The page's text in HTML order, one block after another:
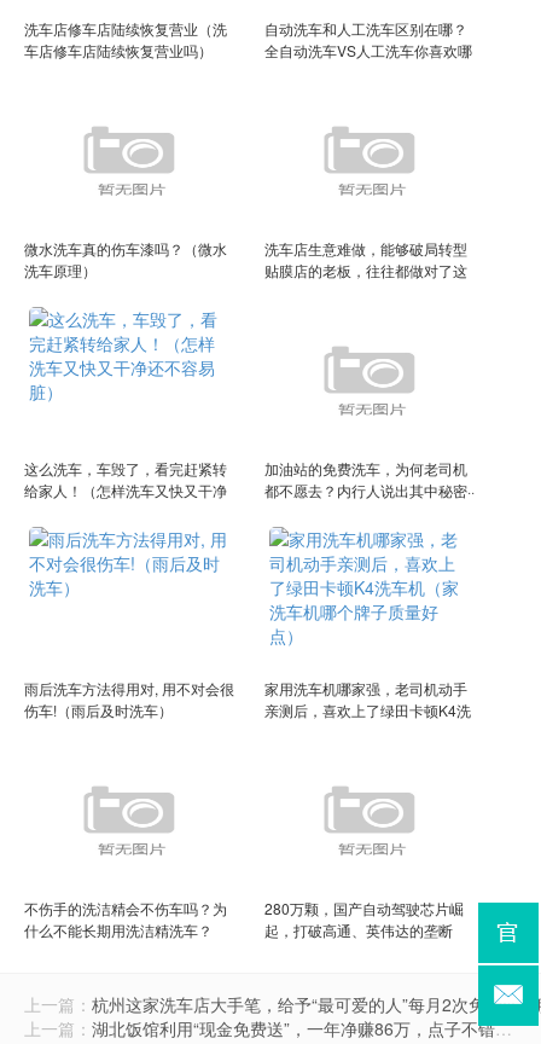
洗车店修车店陆续恢复营业（洗
车店修车店陆续恢复营业吗）
自动洗车和人工洗车区别在哪？
全自动洗车VS人工洗车你喜欢哪
微水洗车真的伤车漆吗？（微水
洗车原理）
洗车店生意难做，能够破局转型
贴膜店的老板，往往都做对了这
这么洗车，车毁了，看完赶紧转
给家人！（怎样洗车又快又干净
加油站的免费洗车，为何老司机
都不愿去？内行人说出其中秘密··
雨后洗车方法得用对, 用不对会很
伤车!（雨后及时洗车）
家用洗车机哪家强，老司机动手
亲测后，喜欢上了绿田卡顿K4洗
不伤手的洗洁精会不伤车吗？为
什么不能长期用洗洁精洗车？
280万颗，国产自动驾驶芯片崛
起，打破高通、英伟达的垄断
上一篇： 杭州这家洗车店大手笔，给予“最可爱的人”每月2次免费洗
上一篇： 湖北饭馆利用“现金免费送”，一年净赚86万，点子不错（湖北餐饮消费劵可以去哪些地方消费）